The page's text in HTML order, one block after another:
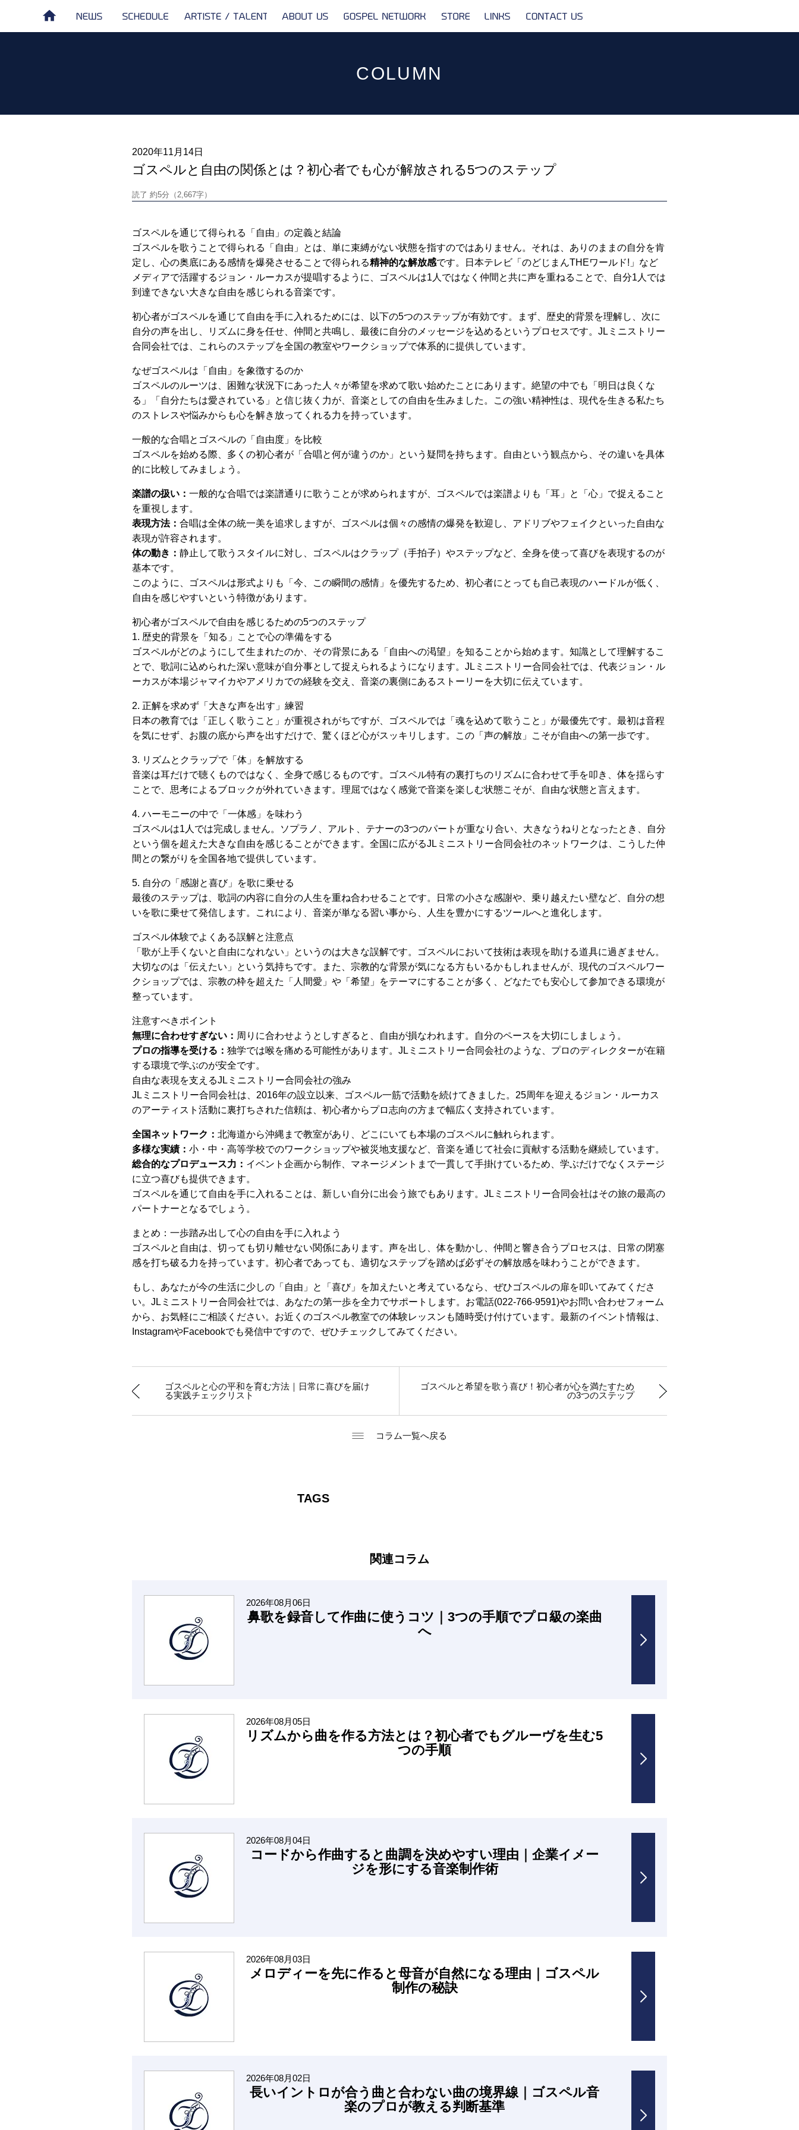
COLUMN
2020年11月14日
ゴスペルと自由の関係とは？初心者でも心が解放される5つのステップ
読了 約5分（2,667字）
ゴスペルを通じて得られる「自由」の定義と結論
ゴスペルを歌うことで得られる「自由」とは、単に束縛がない状態を指すのではありません。それは、ありのままの自分を肯
定し、心の奥底にある感情を爆発させることで得られる精神的な解放感です。日本テレビ「のどじまんTHEワールド!」など
メディアで活躍するジョン・ルーカスが提唱するように、ゴスペルは1人ではなく仲間と共に声を重ねることで、自分1人では
到達できない大きな自由を感じられる音楽です。
初心者がゴスペルを通じて自由を手に入れるためには、以下の5つのステップが有効です。まず、歴史的背景を理解し、次に
自分の声を出し、リズムに身を任せ、仲間と共鳴し、最後に自分のメッセージを込めるというプロセスです。JLミニストリー
合同会社では、これらのステップを全国の教室やワークショップで体系的に提供しています。
なぜゴスペルは「自由」を象徴するのか
ゴスペルのルーツは、困難な状況下にあった人々が希望を求めて歌い始めたことにあります。絶望の中でも「明日は良くな
る」「自分たちは愛されている」と信じ抜く力が、音楽としての自由を生みました。この強い精神性は、現代を生きる私たち
のストレスや悩みからも心を解き放ってくれる力を持っています。
一般的な合唱とゴスペルの「自由度」を比較
ゴスペルを始める際、多くの初心者が「合唱と何が違うのか」という疑問を持ちます。自由という観点から、その違いを具体
的に比較してみましょう。
楽譜の扱い： 一般的な合唱では楽譜通りに歌うことが求められますが、ゴスペルでは楽譜よりも「耳」と「心」で捉えること
を重視します。
表現方法： 合唱は全体の統一美を追求しますが、ゴスペルは個々の感情の爆発を歓迎し、アドリブやフェイクといった自由な
表現が許容されます。
体の動き： 静止して歌うスタイルに対し、ゴスペルはクラップ（手拍子）やステップなど、全身を使って喜びを表現するのが
基本です。
このように、ゴスペルは形式よりも「今、この瞬間の感情」を優先するため、初心者にとっても自己表現のハードルが低く、
自由を感じやすいという特徴があります。
初心者がゴスペルで自由を感じるための5つのステップ
1. 歴史的背景を「知る」ことで心の準備をする
ゴスペルがどのようにして生まれたのか、その背景にある「自由への渇望」を知ることから始めます。知識として理解するこ
とで、歌詞に込められた深い意味が自分事として捉えられるようになります。JLミニストリー合同会社では、代表ジョン・ル
ーカスが本場ジャマイカやアメリカでの経験を交え、音楽の裏側にあるストーリーを大切に伝えています。
2. 正解を求めず「大きな声を出す」練習
日本の教育では「正しく歌うこと」が重視されがちですが、ゴスペルでは「魂を込めて歌うこと」が最優先です。最初は音程
を気にせず、お腹の底から声を出すだけで、驚くほど心がスッキリします。この「声の解放」こそが自由への第一歩です。
3. リズムとクラップで「体」を解放する
音楽は耳だけで聴くものではなく、全身で感じるものです。ゴスペル特有の裏打ちのリズムに合わせて手を叩き、体を揺らす
ことで、思考によるブロックが外れていきます。理屈ではなく感覚で音楽を楽しむ状態こそが、自由な状態と言えます。
4. ハーモニーの中で「一体感」を味わう
ゴスペルは1人では完成しません。ソプラノ、アルト、テナーの3つのパートが重なり合い、大きなうねりとなったとき、自分
という個を超えた大きな自由を感じることができます。全国に広がるJLミニストリー合同会社のネットワークは、こうした仲
間との繋がりを全国各地で提供しています。
5. 自分の「感謝と喜び」を歌に乗せる
最後のステップは、歌詞の内容に自分の人生を重ね合わせることです。日常の小さな感謝や、乗り越えたい壁など、自分の想
いを歌に乗せて発信します。これにより、音楽が単なる習い事から、人生を豊かにするツールへと進化します。
ゴスペル体験でよくある誤解と注意点
「歌が上手くないと自由になれない」というのは大きな誤解です。ゴスペルにおいて技術は表現を助ける道具に過ぎません。
大切なのは「伝えたい」という気持ちです。また、宗教的な背景が気になる方もいるかもしれませんが、現代のゴスペルワー
クショップでは、宗教の枠を超えた「人間愛」や「希望」をテーマにすることが多く、どなたでも安心して参加できる環境が
整っています。
注意すべきポイント
無理に合わせすぎない： 周りに合わせようとしすぎると、自由が損なわれます。自分のペースを大切にしましょう。
プロの指導を受ける： 独学では喉を痛める可能性があります。JLミニストリー合同会社のような、プロのディレクターが在籍
する環境で学ぶのが安全です。
自由な表現を支えるJLミニストリー合同会社の強み
JLミニストリー合同会社は、2016年の設立以来、ゴスペル一筋で活動を続けてきました。25周年を迎えるジョン・ルーカス
のアーティスト活動に裏打ちされた信頼は、初心者からプロ志向の方まで幅広く支持されています。
全国ネットワーク： 北海道から沖縄まで教室があり、どこにいても本場のゴスペルに触れられます。
多様な実績： 小・中・高等学校でのワークショップや被災地支援など、音楽を通じて社会に貢献する活動を継続しています。
総合的なプロデュース力： イベント企画から制作、マネージメントまで一貫して手掛けているため、学ぶだけでなくステージ
に立つ喜びも提供できます。
ゴスペルを通じて自由を手に入れることは、新しい自分に出会う旅でもあります。JLミニストリー合同会社はその旅の最高の
パートナーとなるでしょう。
まとめ：一歩踏み出して心の自由を手に入れよう
ゴスペルと自由は、切っても切り離せない関係にあります。声を出し、体を動かし、仲間と響き合うプロセスは、日常の閉塞
感を打ち破る力を持っています。初心者であっても、適切なステップを踏めば必ずその解放感を味わうことができます。
もし、あなたが今の生活に少しの「自由」と「喜び」を加えたいと考えているなら、ぜひゴスペルの扉を叩いてみてくださ
い。JLミニストリー合同会社では、あなたの第一歩を全力でサポートします。お電話(022-766-9591)やお問い合わせフォーム
から、お気軽にご相談ください。お近くのゴスペル教室での体験レッスンも随時受け付けています。最新のイベント情報は、
InstagramやFacebookでも発信中ですので、ぜひチェックしてみてください。
ゴスペルと心の平和を育む方法｜日常に喜びを届け
る実践チェックリスト
ゴスペルと希望を歌う喜び！初心者が心を満たすため
の3つのステップ
コラム一覧へ戻る
TAGS
関連コラム
2026年08月06日
鼻歌を録音して作曲に使うコツ｜3つの手順でプロ級の楽曲
へ
2026年08月05日
リズムから曲を作る方法とは？初心者でもグルーヴを生む5
つの手順
2026年08月04日
コードから作曲すると曲調を決めやすい理由｜企業イメー
ジを形にする音楽制作術
2026年08月03日
メロディーを先に作ると母音が自然になる理由｜ゴスペル
制作の秘訣
2026年08月02日
長いイントロが合う曲と合わない曲の境界線｜ゴスペル音
楽のプロが教える判断基準